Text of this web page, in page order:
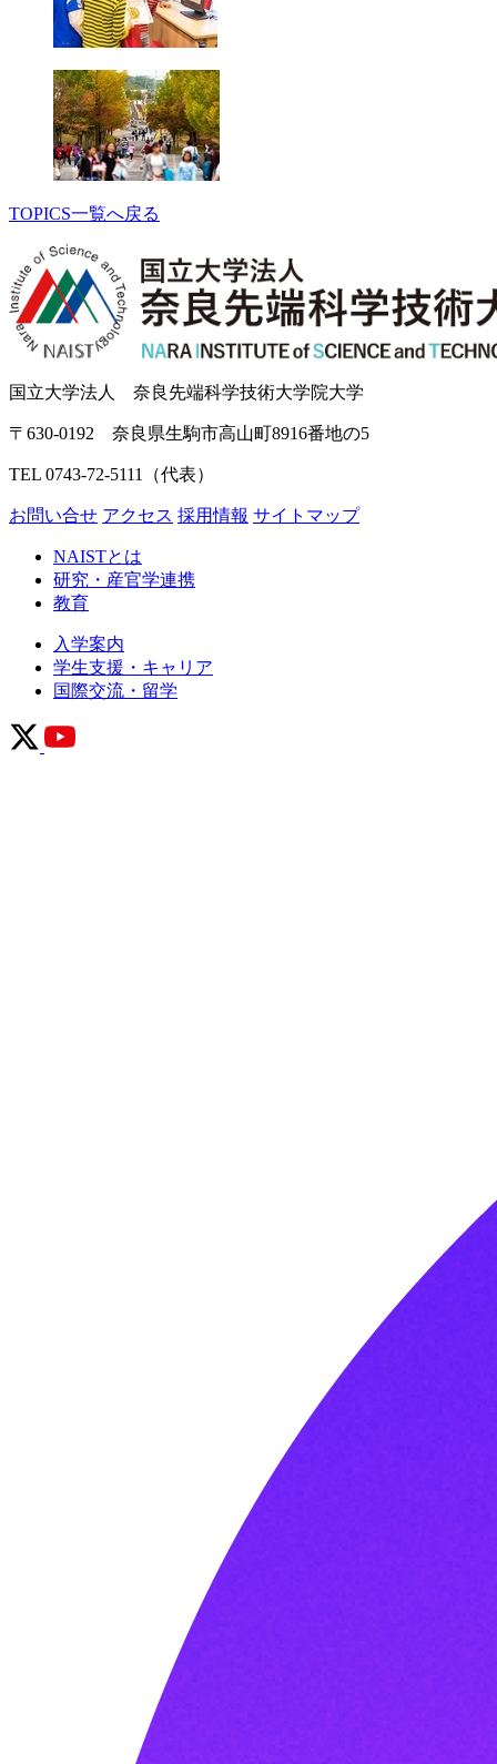
TOPICS一覧へ戻る
国立大学法人 奈良先端科学技術大学院大学
〒630-0192 奈良県生駒市高山町8916番地の5
TEL 0743-72-5111（代表）
お問い合せ アクセス 採用情報 サイトマップ
NAISTとは
研究・産官学連携
教育
入学案内
学生支援・キャリア
国際交流・留学